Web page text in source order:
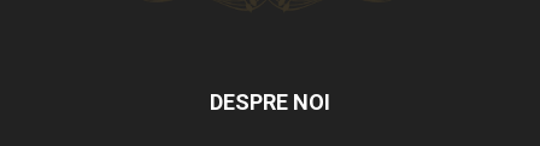
DESPRE NOI